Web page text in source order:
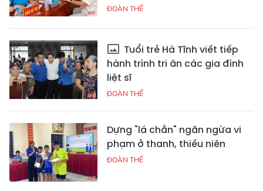
ĐOÀN THỂ
Tuổi trẻ Hà Tĩnh viết tiếp
hành trình tri ân các gia đình
liệt sĩ
ĐOÀN THỂ
Dựng "lá chắn" ngăn ngừa vi
phạm ở thanh, thiếu niên
ĐOÀN THỂ